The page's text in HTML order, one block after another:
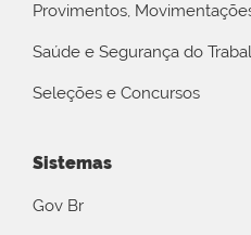
Provimentos,
Saúde e Segurança do
Seleções e Concursos
Sistemas
Gov Br